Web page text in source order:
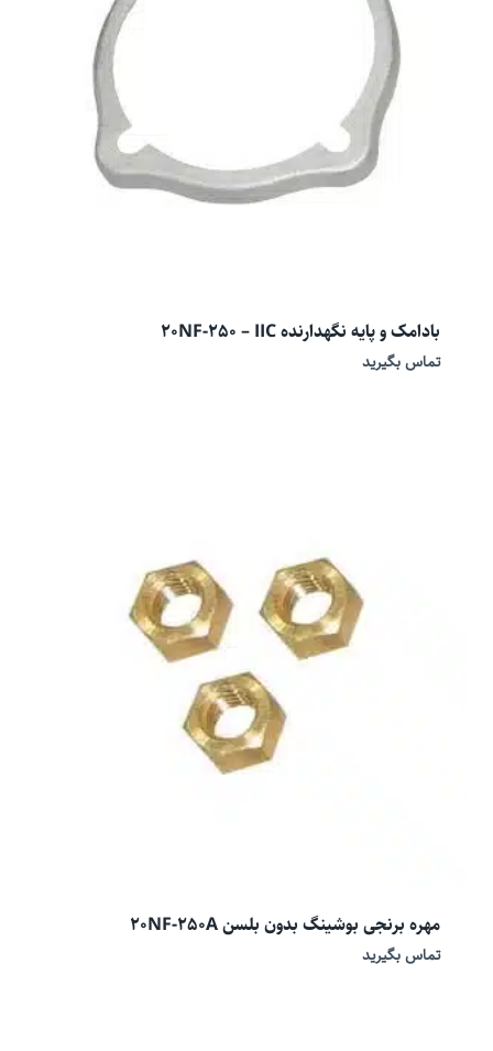
بادامک و پایه نگهدارنده 20NF-250 – IIC
تماس بگیرید
مهره برنجی بوشینگ بدون بلسن 20NF-250A
تماس بگیرید